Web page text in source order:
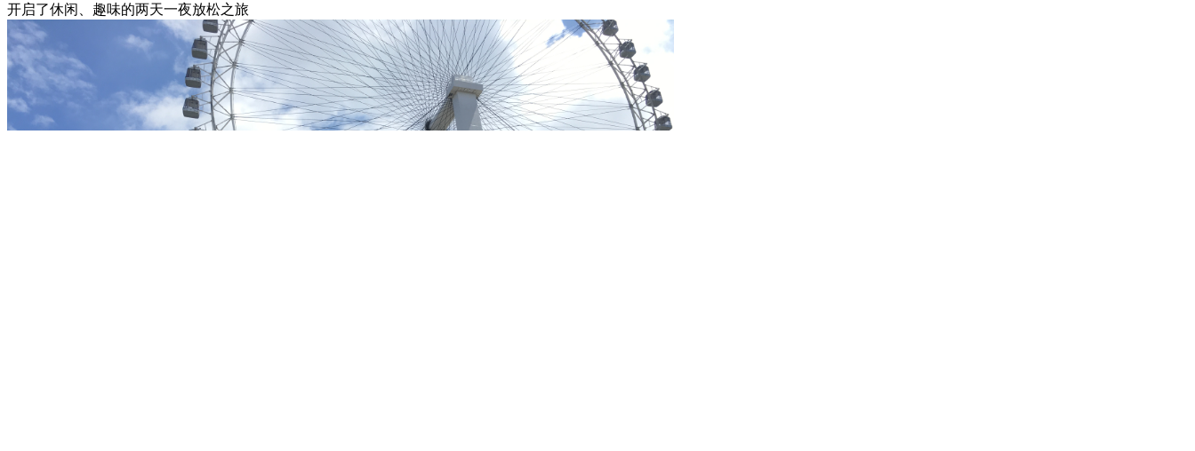
开启了休闲、趣味的两天一夜放松之旅